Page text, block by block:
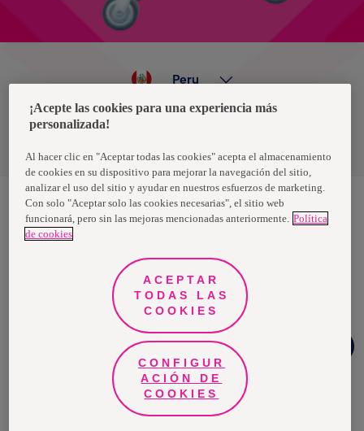
Política de privacidad de datos
Peru
Nosotras, una marca de Essity - una compañía global líder en
higiene y salud. Cada día, mil millones de personas, en todo el
propósito es romper barreras por el bienestar en beneficio de
consumidores, pacientes, cuidadores, clientes y la sociedad en
general. Vendemos en aproximadamente 150 países bajo las
principales marcas globales TENA y Tork, así como otras marcas
como Actimove, Cutimed, JOBST, Knix, Leukoplast, Libero, Libresse,
Lotus, Modibodi, Nosotras, Saba, Tempo, TOM Organic y Zewa. En
2024, Essity tuvo ventas de aproximadamente 13 mil millones de
euros y empleó a 36,000 personas. La sede de la compañía está
ubicada en Estocolmo, Suecia, y Essity cotiza en Nasdaq Estocolmo.
Más información enwww.essity.com.
¡Acepte las cookies para una experiencia más
personalizada!
Al hacer clic en "Aceptar todas las cookies" acepta el almacenamiento
de cookies en su dispositivo para mejorar la navegación del sitio,
analizar el uso del sitio y ayudar en nuestros esfuerzos de marketing.
Con solo "Aceptar solo las cookies necesarias", el sitio web
funcionará, pero sin las mejoras mencionadas anteriormente. Política
de cookies
ACEPTAR
TODAS LAS
COOKIES
CONFIGUR
ACIÓN DE
COOKIES